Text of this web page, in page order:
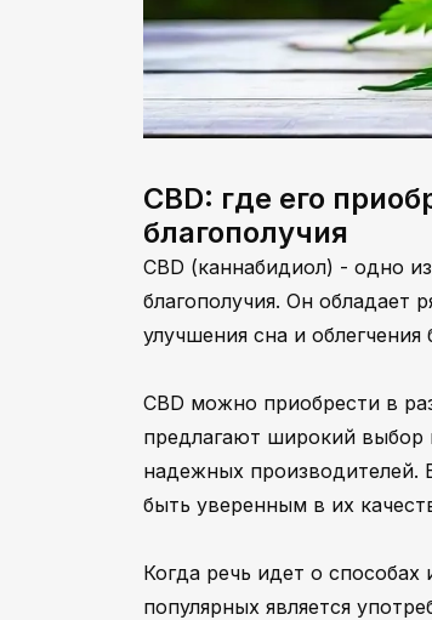
CBD: где его
благополучия
CBD (каннабидиол) - одно
благополучия. Он обладает
улучшения сна и
CBD можно приобрести в
предлагают широкий выбор
надежных
быть уверенным в их
Когда речь идет о
популярных является